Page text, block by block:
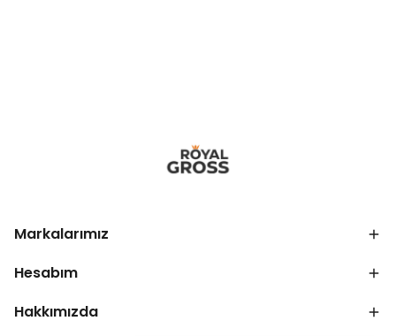
Markalarımız
Hesabım
Hakkımızda